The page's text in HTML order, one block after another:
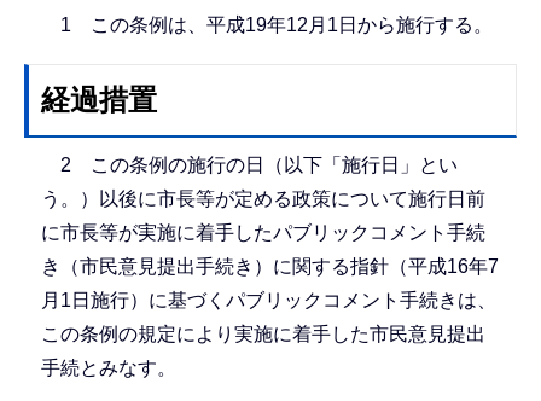
1 この条例は、平成19年12月1日から施行する。
経過措置
2 この条例の施行の日（以下「施行日」とい
う。）以後に市長等が定める政策について施行日前
に市長等が実施に着手したパブリックコメント手続
き（市民意見提出手続き）に関する指針（平成16年7
月1日施行）に基づくパブリックコメント手続きは、
この条例の規定により実施に着手した市民意見提出
手続とみなす。